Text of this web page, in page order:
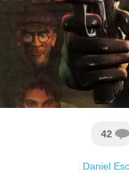
42
Daniel